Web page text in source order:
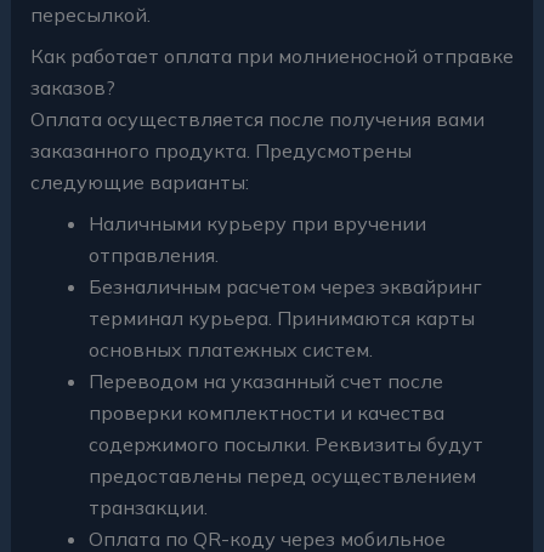
пересылкой.
Как работает оплата при молниеносной отправке
заказов?
Оплата осуществляется после получения вами
заказанного продукта. Предусмотрены
следующие варианты:
Наличными курьеру при вручении
отправления.
Безналичным расчетом через эквайринг
терминал курьера. Принимаются карты
основных платежных систем.
Переводом на указанный счет после
проверки комплектности и качества
содержимого посылки. Реквизиты будут
предоставлены перед осуществлением
транзакции.
Оплата по QR-коду через мобильное